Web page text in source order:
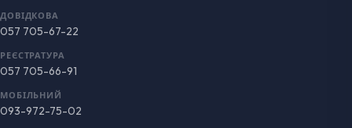
ДОВІДКОВА
057 705-67-22
РЕЄСТРАТУРА
057 705-66-91
МОБІЛЬНИЙ
093-972-75-02